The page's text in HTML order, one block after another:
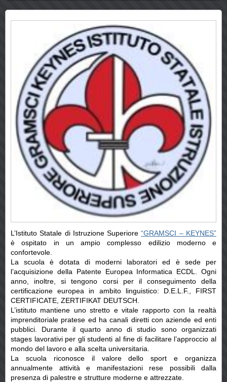
L’Istituto Statale di Istruzione Superiore“GRAMSCI – KEYNES”
è ospitato in un ampio complesso edilizio moderno e
confortevole.
La scuola è dotata di moderni laboratori ed è sede per
l’acquisizione della Patente Europea Informatica ECDL. Ogni
anno, inoltre, si tengono corsi per il conseguimento della
certificazione europea in ambito linguistico: D.E.L.F., FIRST
CERTIFICATE, ZERTIFIKAT DEUTSCH.
L’istituto mantiene uno stretto e vitale rapporto con la realtà
imprenditoriale pratese ed ha canali diretti con aziende ed enti
pubblici. Durante il quarto anno di studio sono organizzati
stages lavorativi per gli studenti al fine di facilitare l’approccio al
mondo del lavoro e alla scelta universitaria.
La scuola riconosce il valore dello sport e organizza
annualmente attività e manifestazioni rese possibili dalla
presenza di palestre e strutture moderne e attrezzate.